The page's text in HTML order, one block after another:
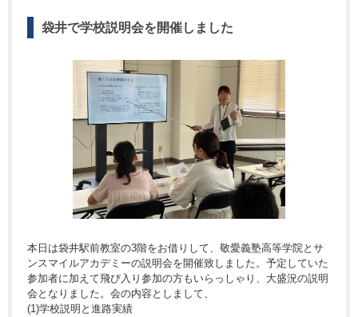
袋井で学校説明会を開催しました
本日は袋井駅前教室の3階をお借りして、敬愛義塾高等学院とサ
ンスマイルアカデミーの説明会を開催致しました。予定していた
参加者に加えて飛び入り参加の方もいらっしゃり、大盛況の説明
会となりました。会の内容としまして、
(1)学校説明と進路実績